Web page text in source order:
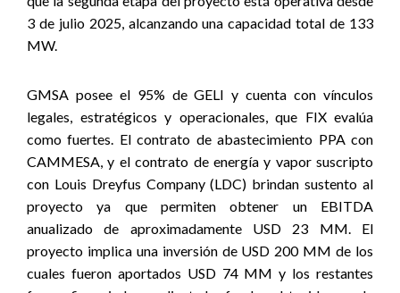
3 de julio 2025, alcanzando una capacidad total de 133
MW.
GMSA posee el 95% de GELI y cuenta con vínculos
legales, estratégicos y operacionales, que FIX evalúa
como fuertes. El contrato de abastecimiento PPA con
CAMMESA, y el contrato de energía y vapor suscripto
con Louis Dreyfus Company (LDC) brindan sustento al
proyecto ya que permiten obtener un EBITDA
anualizado de aproximadamente USD 23 MM. El
proyecto implica una inversión de USD 200 MM de los
cuales fueron aportados USD 74 MM y los restantes